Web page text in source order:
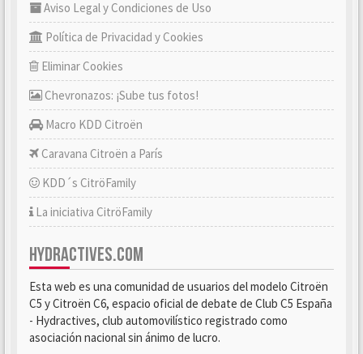
Aviso Legal y Condiciones de Uso
Política de Privacidad y Cookies
Eliminar Cookies
Chevronazos: ¡Sube tus fotos!
Macro KDD Citroën
Caravana Citroën a París
KDD´s CitröFamily
La iniciativa CitröFamily
HYDRACTIVES.COM
Esta web es una comunidad de usuarios del modelo Citroën
C5 y Citroën C6, espacio oficial de debate de Club C5 España
- Hydractives, club automovilístico registrado como
asociación nacional sin ánimo de lucro.